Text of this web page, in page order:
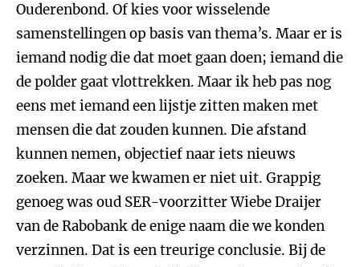
Ouderenbond. Of kies voor wisselende
samenstellingen op basis van thema’s. Maar er is
iemand nodig die dat moet gaan doen; iemand die
de polder gaat vlottrekken. Maar ik heb pas nog
eens met iemand een lijstje zitten maken met
mensen die dat zouden kunnen. Die afstand
kunnen nemen, objectief naar iets nieuws
zoeken. Maar we kwamen er niet uit. Grappig
genoeg was oud SER-voorzitter Wiebe Draijer
van de Rabobank de enige naam die we konden
verzinnen. Dat is een treurige conclusie. Bij de